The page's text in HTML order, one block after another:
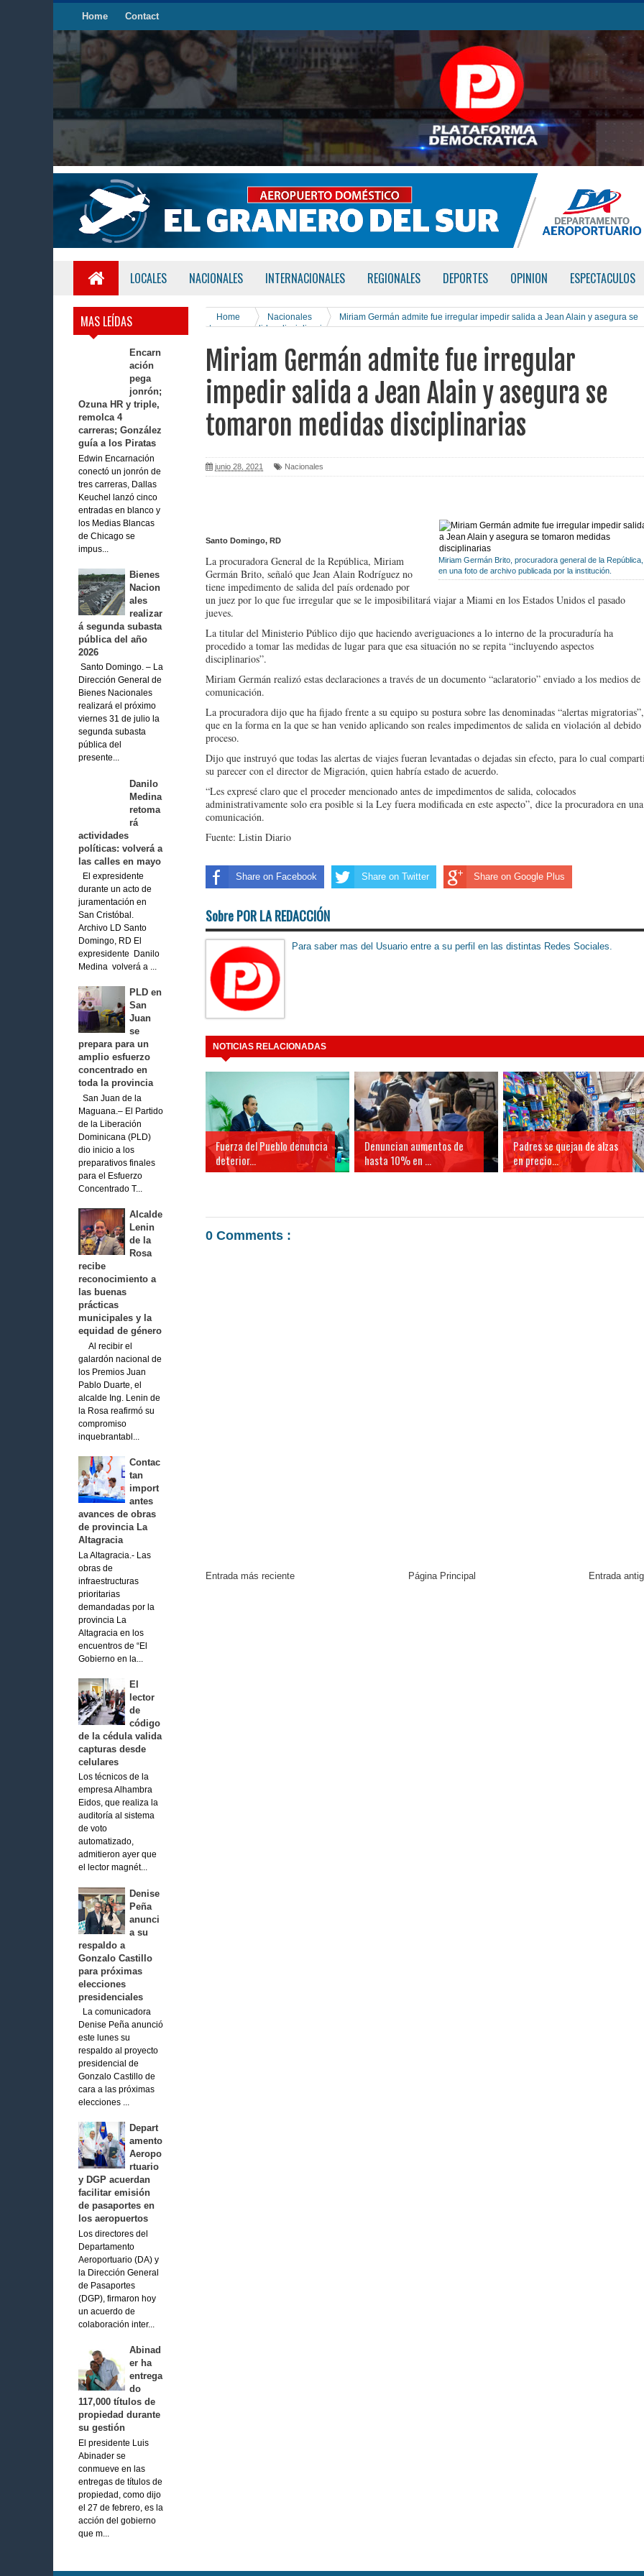
Home Contact
LOCALES NACIONALES INTERNACIONALES REGIONALES DEPORTES OPINION ESPECTACULOS
MAS LEÍDAS
Encarn
ación
pega
jonrón;
Ozuna HR y triple,
remolca 4
carreras; González
guía a los Piratas
Edwin Encarnación
conectó un jonrón de
tres carreras, Dallas
Keuchel lanzó cinco
entradas en blanco y
los Medias Blancas
de Chicago se
impus...
Bienes
Nacion
ales
realizar
á segunda subasta
pública del año
2026
Santo Domingo. – La
Dirección General de
Bienes Nacionales
realizará el próximo
viernes 31 de julio la
segunda subasta
pública del
presente...
Danilo
Medina
retoma
rá
actividades
políticas: volverá a
las calles en mayo
El expresidente
durante un acto de
juramentación en
San Cristóbal.
Archivo LD Santo
Domingo, RD El
expresidente Danilo
Medina volverá a ...
PLD en
San
Juan
se
prepara para un
amplio esfuerzo
concentrado en
toda la provincia
San Juan de la
Maguana.– El Partido
de la Liberación
Dominicana (PLD)
dio inicio a los
preparativos finales
para el Esfuerzo
Concentrado T...
Alcalde
Lenin
de la
Rosa
recibe
reconocimiento a
las buenas
prácticas
municipales y la
equidad de género
Al recibir el
galardón nacional de
los Premios Juan
Pablo Duarte, el
alcalde Ing. Lenin de
la Rosa reafirmó su
compromiso
inquebrantabl...
Contac
tan
import
antes
avances de obras
de provincia La
Altagracia
La Altagracia.- Las
obras de
infraestructuras
prioritarias
demandadas por la
provincia La
Altagracia en los
encuentros de “El
Gobierno en la...
El
lector
de
código
de la cédula valida
capturas desde
celulares
Los técnicos de la
empresa Alhambra
Eidos, que realiza la
auditoría al sistema
de voto
automatizado,
admitieron ayer que
el lector magnét...
Denise
Peña
anunci
a su
respaldo a
Gonzalo Castillo
para próximas
elecciones
presidenciales
La comunicadora
Denise Peña anunció
este lunes su
respaldo al proyecto
presidencial de
Gonzalo Castillo de
cara a las próximas
elecciones ...
Depart
amento
Aeropo
rtuario
y DGP acuerdan
facilitar emisión
de pasaportes en
los aeropuertos
Los directores del
Departamento
Aeroportuario (DA) y
la Dirección General
de Pasaportes
(DGP), firmaron hoy
un acuerdo de
colaboración inter...
Abinad
er ha
entrega
do
117,000 títulos de
propiedad durante
su gestión
El presidente Luis
Abinader se
conmueve en las
entregas de títulos de
propiedad, como dijo
el 27 de febrero, es la
acción del gobierno
que m...
Home Nacionales
Miriam Germán admite fue irregular impedir salida a Jean Alain y asegura se
tomaron medidas disciplinarias
Miriam Germán admite fue irregular
impedir salida a Jean Alain y asegura se
tomaron medidas disciplinarias
junio 28, 2021 Nacionales
Miriam Germán Brito, procuradora general de la República,
en una foto de archivo publicada por la institución.
Santo Domingo, RD
La procuradora General de la República, Miriam
Germán Brito, señaló que Jean Alain Rodríguez no
tiene impedimento de salida del país ordenado por
un juez por lo que fue irregular que se le imposibilitará viajar a Miami en los Estados Unidos el pasado
jueves.
La titular del Ministerio Público dijo que haciendo averiguaciones a lo interno de la procuraduría ha
procedido a tomar las medidas de lugar para que esa situación no se repita “incluyendo aspectos
disciplinarios”.
Miriam Germán realizó estas declaraciones a través de un documento “aclaratorio” enviado a los medios de
comunicación.
La procuradora dijo que ha fijado frente a su equipo su postura sobre las denominadas “alertas migratorias”,
que en la forma en la que se han venido aplicando son reales impedimentos de salida en violación al debido
proceso.
Dijo que instruyó que todas las alertas de viajes fueran levantadas o dejadas sin efecto, para lo cual
su parecer con el director de Migración, quien habría estado de acuerdo.
“Les expresé claro que el proceder mencionado antes de impedimentos de salida, colocados
administrativamente solo era posible si la Ley fuera modificada en este aspecto”, dice la procuradora en una
comunicación.
Fuente: Listin Diario
Share on Facebook Share on Twitter Share on Google Plus
Sobre POR LA REDACCIÓN
Para saber mas del Usuario entre a su perfil en las distintas Redes Sociales.
NOTICIAS RELACIONADAS
Fuerza del Pueblo denuncia
deterior...
Denuncian aumentos de
hasta 10% en ...
Padres se quejan de alzas
en precio...
0 Comments :
Entrada más reciente Entrada
Página Principal